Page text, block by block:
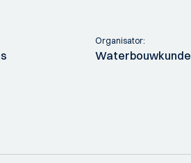
Organisator:
Waterbouwkunde